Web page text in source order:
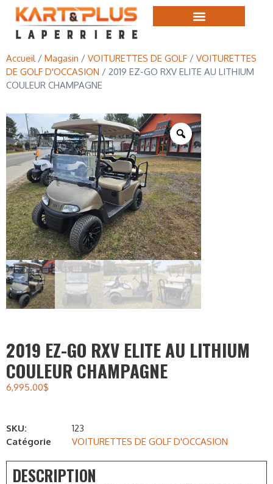
Accueil/ Magasin / VOITURETTES DE GOLF / VOITURETTES
DE GOLF D'OCCASION / 2019 EZ-GO RXV ELITE AU LITHIUM
COULEUR CHAMPAGNE
2019 EZ-GO RXV ELITE AU LITHIUM
COULEUR CHAMPAGNE
6,995.00$
SKU:
123
Catégorie
VOITURETTES DE GOLF D'OCCASION
DESCRIPTION